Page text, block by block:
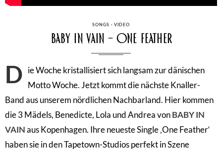
CATEGORIES
SONGS ·VIDEO
Baby In Vain – One Feather
D ie Woche kristallisiert sich langsam zur dänischen
Motto Woche. Jetzt kommt die nächste Knaller-
Band aus unserem nördlichen Nachbarland. Hier kommen
die 3 Mädels, Benedicte, Lola und Andrea vonBABY IN
VAINaus Kopenhagen. Ihre neueste Single ‚One Feather‘
haben sie in den Tapetown-Studios perfekt in Szene